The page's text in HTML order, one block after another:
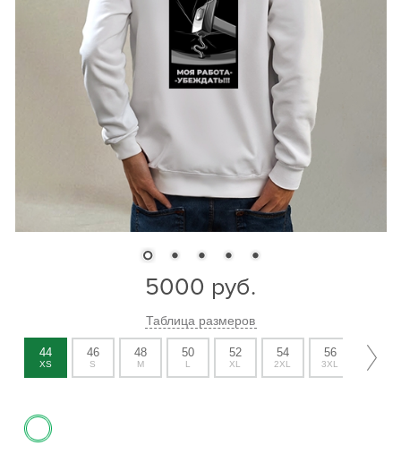
5000 руб.
Таблица размеров
44
XS
46
S
48
M
50
L
52
XL
54
2XL
56
3XL
58
4XL